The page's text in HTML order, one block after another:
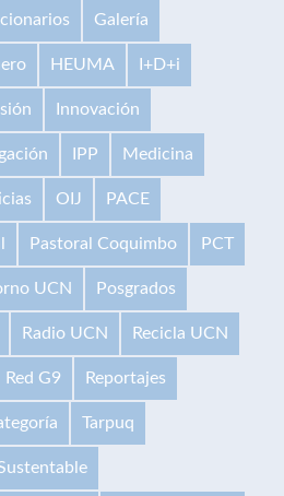
Galería
HEUMA I+D+i
Innovación
IPP Medicina
OIJ PACE
Pastoral Coquimbo PCT
UCN Posgrados
Radio UCN Recicla UCN
Red G9 Reportajes
Tarpuq